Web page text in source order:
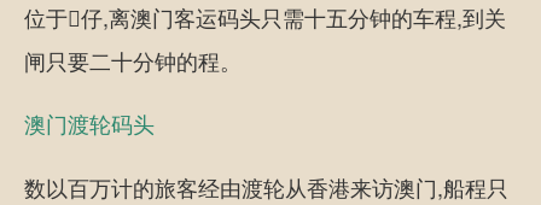
位于仔,离澳门客运码头只需十五分钟的车程,到关
闸只要二十分钟的程。
澳门渡轮码头
数以百万计的旅客经由渡轮从香港来访澳门,船程只